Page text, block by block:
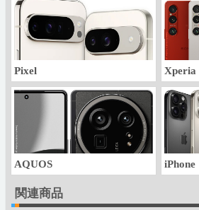
Pixel Xperia
AQUOS iPhone
関連商品